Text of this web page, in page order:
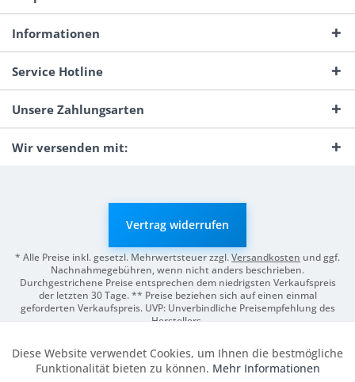
Informationen
Service Hotline
Unsere Zahlungsarten
Wir versenden mit:
Vertrag widerrufen
* Alle Preise inkl. gesetzl. Mehrwertsteuer zzgl.Versandkosten und ggf.
Nachnahmegebühren, wenn nicht anders beschrieben.
Durchgestrichene Preise entsprechen dem niedrigsten Verkaufspreis
der letzten 30 Tage. ** Preise beziehen sich auf einen einmal
geforderten Verkaufspreis. UVP: Unverbindliche Preisempfehlung des
Herstellers.
Funktionale Aktiv
Diese Website verwendet Cookies, um Ihnen die bestmögliche
Funktionalität bieten zu können. Mehr Informationen